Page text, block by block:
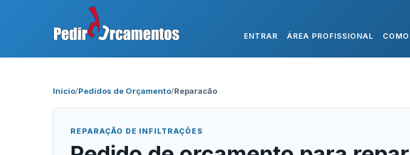
ENTRAR ÁREA PROFISSIONAL
Início/Pedidos de Orçamento/Reparacão
REPARAÇÃO DE INFILTRAÇÕES